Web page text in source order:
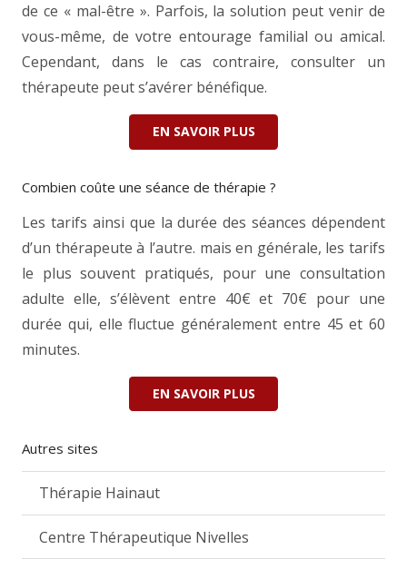
de ce « mal-être ». Parfois, la solution peut venir de
vous-même, de votre entourage familial ou amical.
Cependant, dans le cas contraire, consulter un
thérapeute peut s’avérer bénéfique.
EN SAVOIR PLUS
Combien coûte une séance de thérapie ?
Les tarifs ainsi que la durée des séances dépendent
d’un thérapeute à l’autre. mais en générale, les tarifs
le plus souvent pratiqués, pour une consultation
adulte elle, s’élèvent entre 40€ et 70€ pour une
durée qui, elle fluctue généralement entre 45 et 60
minutes.
EN SAVOIR PLUS
Autres sites
Thérapie Hainaut
Centre Thérapeutique Nivelles